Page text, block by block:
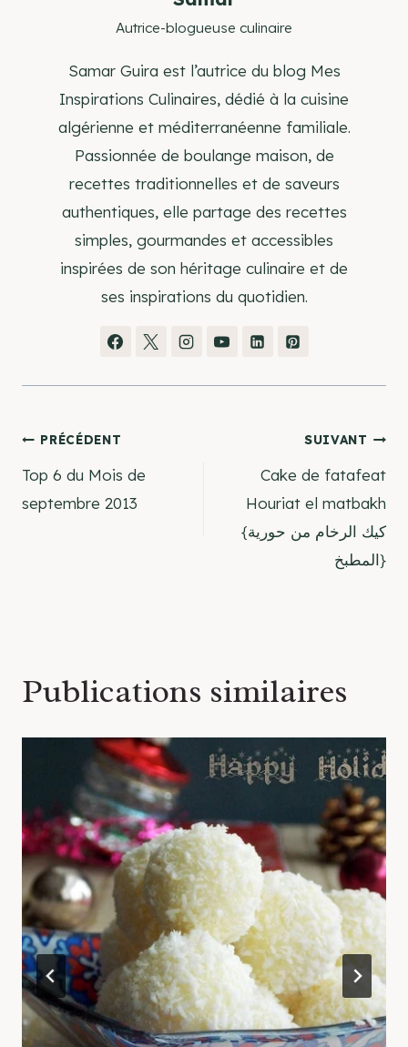
Autrice-blogueuse culinaire
Samar Guira est l’autrice du blog Mes
Inspirations Culinaires, dédié à la cuisine
algérienne et méditerranéenne familiale.
Passionnée de boulange maison, de
recettes traditionnelles et de saveurs
authentiques, elle partage des recettes
simples, gourmandes et accessibles
inspirées de son héritage culinaire et de
ses inspirations du quotidien.
Navigation
de
PRÉCÉDENT
Top 6 du Mois de
septembre 2013
SUIVANT
Cake de fatafeat
Houriat el matbakh
{كيك الرخام من حورية
المطبخ}
Publications similaires